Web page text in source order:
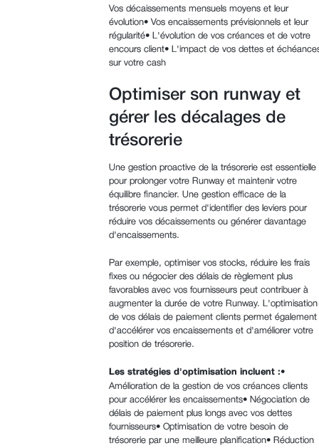
Vos décaissements mensuels moyens et leur
évolution• Vos encaissements prévisionnels et leur
régularité• L'évolution de vos créances et de votre
encours client• L'impact de vos dettes et
sur votre cash
Optimiser son runway et
gérer les décalages de
trésorerie
Une gestion proactive de la trésorerie est essentielle
pour prolonger votre Runway et maintenir votre
équilibre financier. Une gestion efficace de la
trésorerie vous permet d'identifier des leviers pour
réduire vos décaissements ou générer davantage
d'encaissements.
Par exemple, optimiser vos stocks, réduire les frais
fixes ou négocier des délais de règlement plus
favorables avec vos fournisseurs peut contribuer à
augmenter la durée de votre Runway. L'optimisation
de vos délais de paiement clients permet également
d'accélérer vos encaissements et d'améliorer votre
position de trésorerie.
Les stratégies d'optimisation incluent :•
Amélioration de la gestion de vos créances clients
pour accélérer les encaissements• Négociation de
délais de paiement plus longs avec vos dettes
fournisseurs• Optimisation de votre besoin de
trésorerie par une meilleure planification• Réduction